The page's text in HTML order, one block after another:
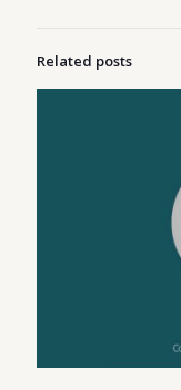
Related posts